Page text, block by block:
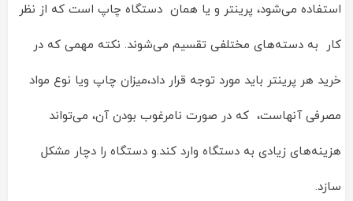
استفاده می‌شود، پرینتر و یا همان دستگاه چاپ است که از نظر
کار به دسته‌های مختلفی تقسیم‌ می‌شوند. نکته مهمی که در
خرید هر پرینتر باید مورد توجه قرار داد،میزان چاپ ویا نوع مواد
مصرفی آنهاست، که در صورت نامرغوب بودن آن، می‌تواند
هزینه‌های زیادی به دستگاه وارد کند.و دستگاه را دچار مشکل
سازد.